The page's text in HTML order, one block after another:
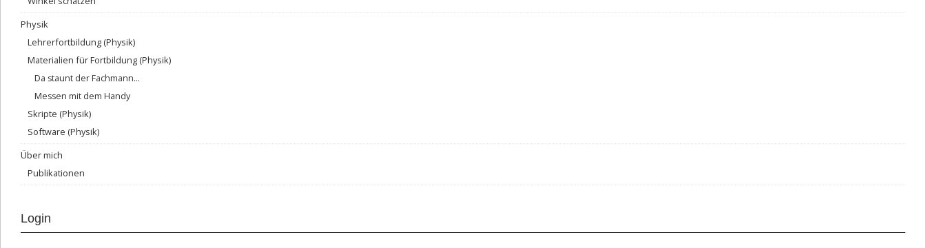
Physik
Lehrerfortbildung (Physik)
Materialien für Fortbildung (Physik)
Da staunt der Fachmann…
Messen mit dem Handy
Skripte (Physik)
Software (Physik)
Über mich
Publikationen
Login